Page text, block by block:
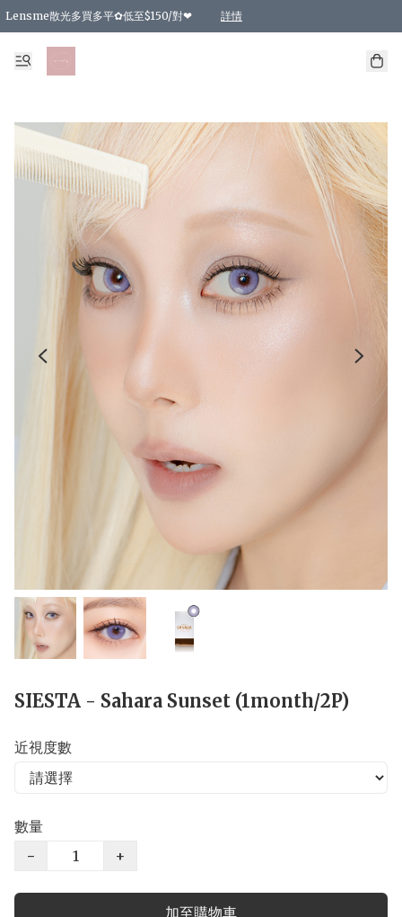
Lensme散光多買多平✿低至$150/對❤ 詳情
台灣Karacon⁩✧日拋 特價清貨❁⃘
日本韓國多款日/月拋現貨☼ 特價❤︎數量有限 售完即止
🇰🇷韓國多款月拋現貨 特價兩對$99✿數量有限 售完即止♫
精選商品，任選買2件或以上9 折；買4件或以上85 折；買6件或以上8 折
精選商品，任選買2件HKD 140.00；買4件HKD 260.00
精選商品，任選買2件HKD 190.00；買4件HKD 360.00
精選商品，任選買2件HKD 110.00；買4件HKD 180.00
精選商品，任選買2件HKD 170.00；買4件HKD 320.00
精選商品，任選買2件或以上減HKD 148.00
精選商品，任選買2件或以上減HKD 148.00
精選商品，任選買2件或以上95 折；買4件或以上9 折；買6件或以上85 折；買8件
精選商品，任選買12件或以上87 折
精選商品，任選買2件或以上減HKD 16.00；買4件或以上減HKD 32.00；買6
精選商品，任選買2件或以上95 折；買4件或以上9 折；買8件或以上85 折；買12
購物滿 HKD 800.00即享免運費優惠！（適用於 特定的送貨方式 )
SIESTA - Sahara Sunset (1month/2P)
近視度數
數量
−
+
加至購物車